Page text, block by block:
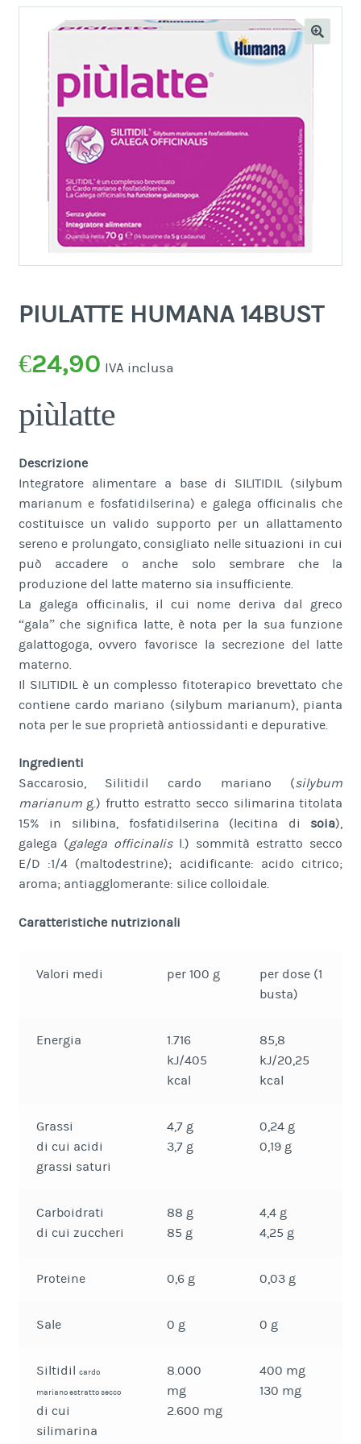
PIULATTE HUMANA 14BUST
€24,90 IVA inclusa
piùlatte
Descrizione
Integratore alimentare a base di SILITIDIL (silybum
marianum e fosfatidilserina) e galega officinalis che
costituisce un valido supporto per un allattamento
sereno e prolungato, consigliato nelle situazioni in cui
può accadere o anche solo sembrare che la
produzione del latte materno sia insufficiente.
La galega officinalis, il cui nome deriva dal greco
“gala” che significa latte, è nota per la sua funzione
galattogoga, ovvero favorisce la secrezione del latte
materno.
Il SILITIDIL è un complesso fitoterapico brevettato che
contiene cardo mariano (silybum marianum), pianta
nota per le sue proprietà antiossidanti e depurative.
Ingredienti
Saccarosio, Silitidil cardo mariano (silybum
marianumg.) frutto estratto secco silimarina titolata
15% in silibina, fosfatidilserina (lecitina di soia),
galega (galega officinalisl.) sommità estratto secco
E/D :1/4 (maltodestrine); acidificante: acido citrico;
aroma; antiagglomerante: silice colloidale.
Caratteristiche nutrizionali
Valori medi per 100 g
per dose (1
busta)
Energia
1.716
kJ/405
kcal
85,8
kJ/20,25
kcal
Grassi
di cui acidi
grassi saturi
4,7 g
3,7 g
0,24 g
0,19 g
Carboidrati
di cui zuccheri
88 g
85 g
4,4 g
4,25 g
Proteine 0,6 g 0,03 g
Sale 0 g 0 g
Siltidilcardo
mariano estratto secco
di cui
silimarina
8.000
mg
2.600 mg
400 mg
130 mg